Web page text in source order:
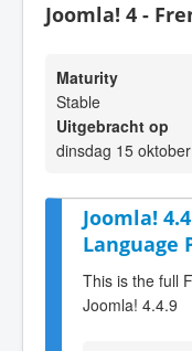
Joomla! 4 -
Maturity
Stable
Uitgebracht op
dinsdag 15
Joomla!
Language
This is the full
Joomla! 4.4.9